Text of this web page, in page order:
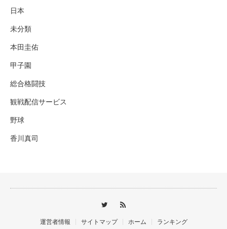
日本
未分類
本田圭佑
甲子園
総合格闘技
観戦配信サービス
野球
香川真司
運営者情報 サイトマップ ホーム ランキング